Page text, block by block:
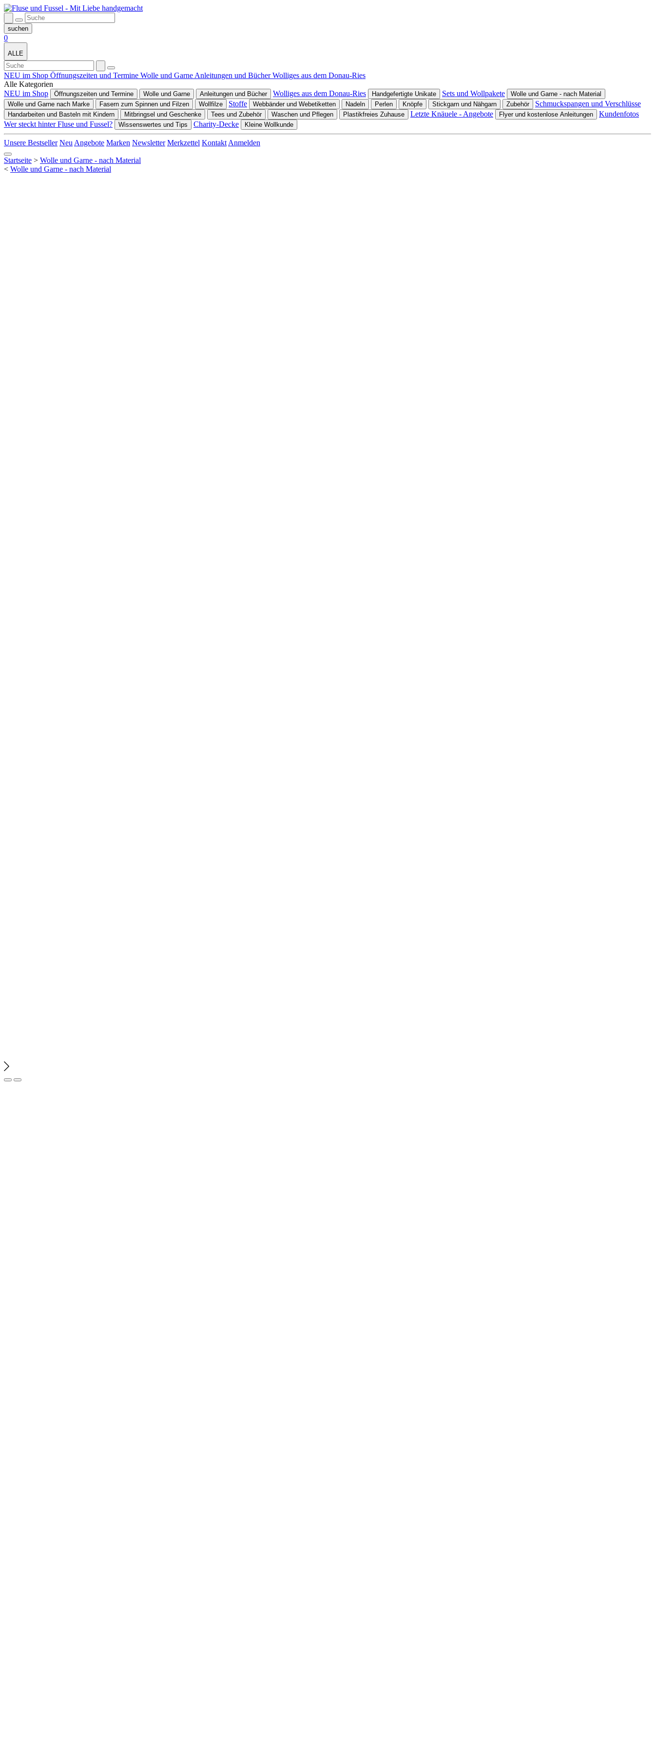
0
ALLE
NEU im Shop Öffnungszeiten und Termine Wolle und Garne Anleitungen und BücherWolliges aus dem Donau-Ries
Alle Kategorien
NEU im Shop
Öffnungszeiten und Termine Wolle und Garne Anleitungen und Bücher Wolliges aus dem Donau-Ries Handgefertigte Unikate Sets und Wollpakete
Wolle und Garne - nach Material
Wolle und Garne nach Marke
Fasern zum Spinnen und Filzen Wollfilze Stoffe Webbänder und Webetiketten Nadeln Perlen Knöpfe Stickgarn und Nähgarn Zubehör Schmuckspangen und Verschlüsse
Handarbeiten und Basteln mit Kindern Mitbringsel und Geschenke Tees und Zubehör Waschen und Pflegen Plastikfreies Zuhause Letzte Knäuele - Angebote Flyer und kostenlose Anleitungen
Kundenfotos
Wer steckt hinter Fluse und Fussel?
Wissenswertes und Tips Charity-Decke Kleine Wollkunde
Unsere Bestseller Neu Angebote Marken Newsletter Merkzettel Kontakt Anmelden
Startseite > Wolle und Garne - nach Material
< Wolle und Garne - nach Material